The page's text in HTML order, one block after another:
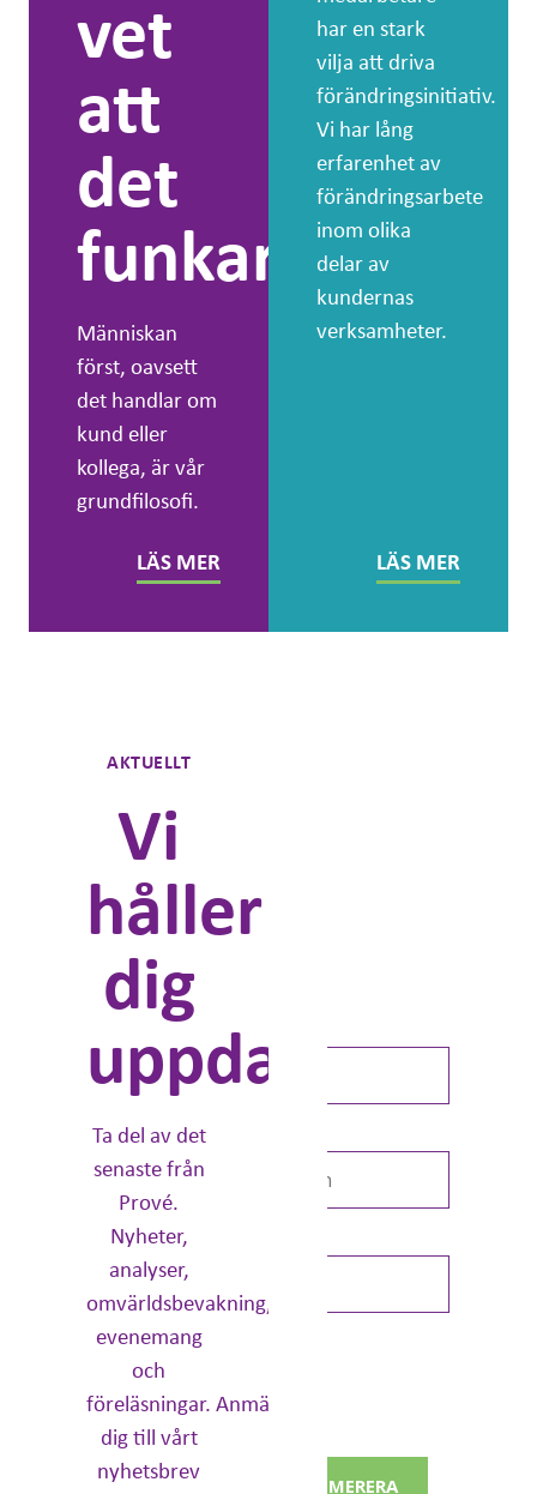
vet
att
det
funkar.
Människan
först, oavsett
det handlar om
kund eller
kollega, är vår
grundfilosofi.
LÄS MER
har en stark
vilja att driva
förändringsinitiativ.
Vi har lång
erfarenhet av
förändringsarbete
inom olika
delar av
kundernas
verksamheter.
LÄS MER
AKTUELLT
Vi
håller
dig
uppdaterad
Ta del av det
senaste från
Prové.
Nyheter,
analyser,
omvärldsbevakning,
evenemang
och
föreläsningar. Anmäl
dig till vårt
nyhetsbrev
ProvéEffekten från Prové.
Kunskap, inspiration,
analyser, rapporter och
Förnamn *
För mer information,
PRENUMERERA